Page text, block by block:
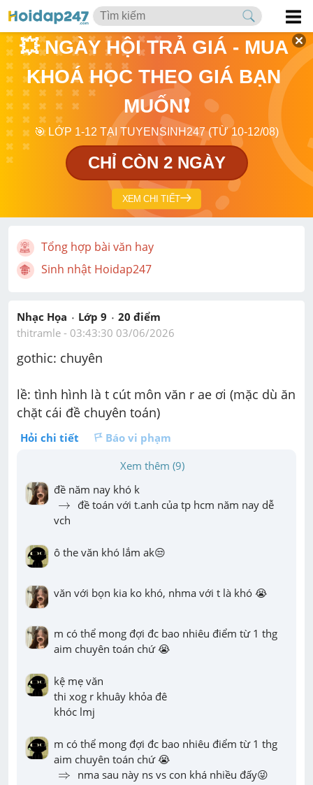
💥 NGÀY HỘI TRẢ GIÁ - MUA
KHOÁ HỌC THEO GIÁ BẠN
MUỐN❗
🎯 LỚP 1-12 TẠI TUYENSINH247 (TỪ 10-12/08)
CHỈ CÒN 2 NGÀY
XEM CHI TIẾT
Tổng hợp bài văn hay
Sinh nhật Hoidap247
Nhạc Họa Lớp 9 20 điểm
thitramle - 03:43:30 03/06/2026
gothic: chuyên
lề: tình hình là t cút môn văn r ae ơi (mặc dù ăn
chặt cái đề chuyên toán)
Hỏi chi tiết
Báo vi phạm
Xem thêm (9)
→
→
đề toán với t.anh của tp hcm năm nay dễ
vch
ô the văn khó lắm ak😒
văn với bọn kia ko khó, nhma với t là khó 😭
m có thể mong đợi đc bao nhiêu điểm từ 1 thg
aim chuyên toán chứ 😭
kệ mẹ văn
thi xog r khuây khỏa đê
khóc lmj
m có thể mong đợi đc bao nhiêu điểm từ 1 thg
⇒
⇒ nma sau này ns vs con khá nhiều đấy😜